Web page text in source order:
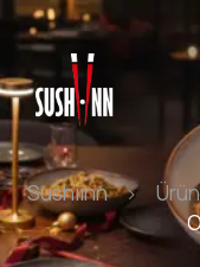
Sushiinn